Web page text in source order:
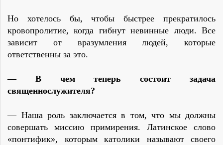
Но хотелось бы, чтобы быстрее прекратилось
кровопролитие, когда гибнут невинные люди. Все
зависит от вразумления людей, которые
ответственны за это.
— В чем теперь состоит задача
священнослужителя?
— Наша роль заключается в том, что мы должны
совершать миссию примирения. Латинское слово
«понтифик», которым католики называют своего